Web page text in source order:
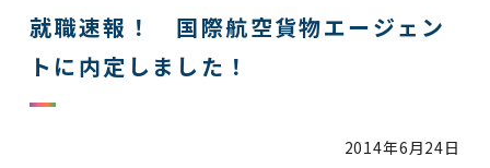
就職速報！ 国際航空貨物エージェン
トに内定しました！
2014年6月24日